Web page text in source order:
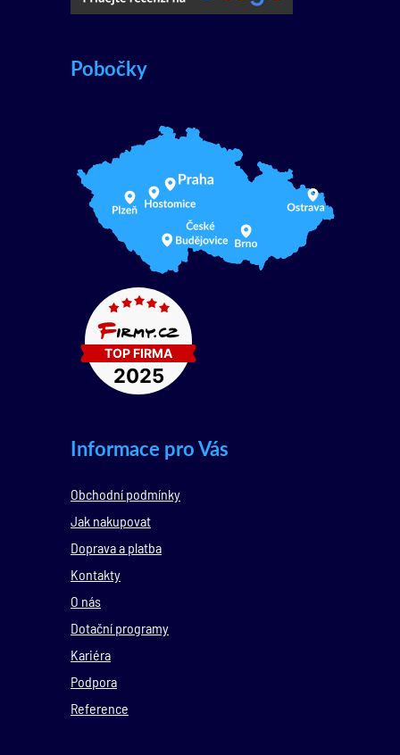
Pobočky
Informace pro Vás
Obchodní podmínky
Jak nakupovat
Doprava a platba
Kontakty
O nás
Dotační programy
Kariéra
Podpora
Reference